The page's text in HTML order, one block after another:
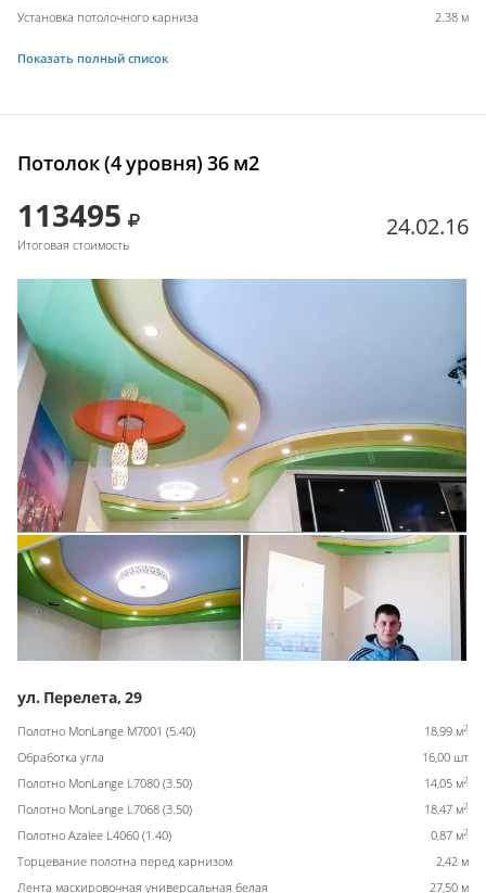
Установка потолочного карниза
2.38 м
Показать полный список
Потолок (4 уровня) 36 м2
113495
Итоговая стоимость
24.02.16
ул. Перелета, 29
Полотно MonLange M7001 (5.40) 18,99 м2
Обработка угла
16,00 шт
Полотно MonLange L7080 (3.50)
14,05 м2
Полотно MonLange L7068 (3.50) 18,47 м2
Полотно Azalee L4060 (1.40) 0,87 м2
Торцевание полотна перед карнизом
2,42 м
Лента маскировочная универсальная белая
27,50 м